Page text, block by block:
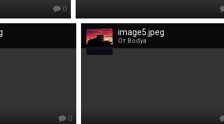
0
0
image5.jpeg
От Bodya